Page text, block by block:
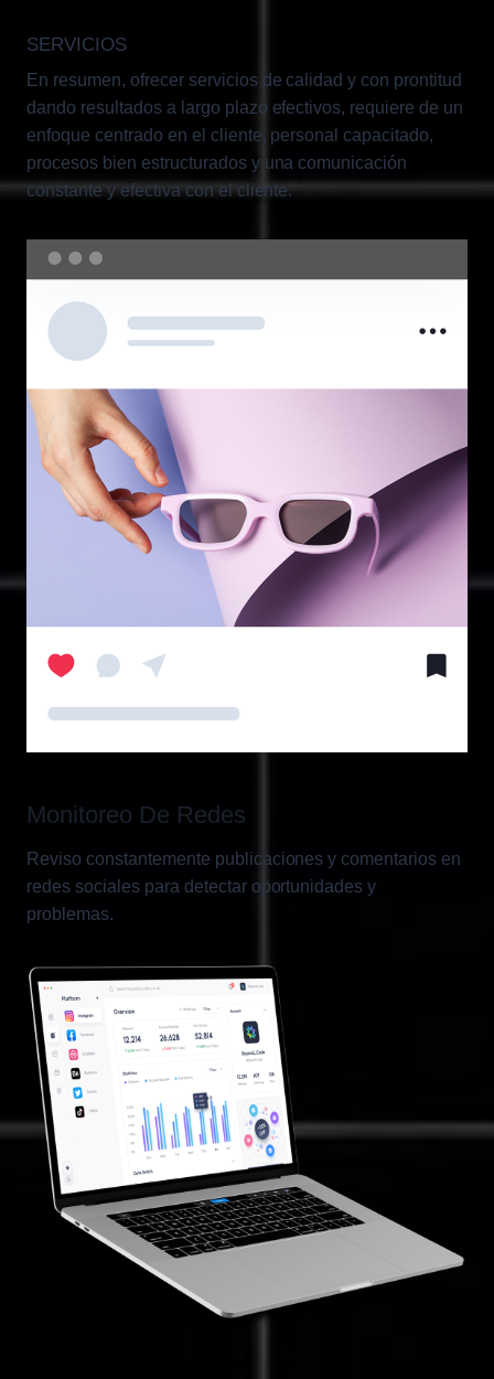
SERVICIOS
En resumen, ofrecer servicios de calidad y con prontitud
dando resultados a largo plazo efectivos, requiere de un
enfoque centrado en el cliente, personal capacitado,
procesos bien estructurados y una comunicación
constante y efectiva con el cliente.
Monitoreo De Redes
Reviso constantemente publicaciones y comentarios en
redes sociales para detectar oportunidades y
problemas.